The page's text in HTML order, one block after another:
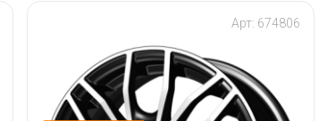
Арт: 674806